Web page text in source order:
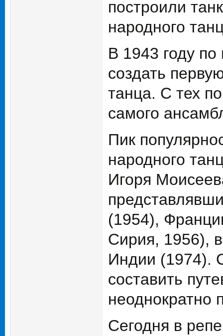
построили
народного
В 1943 году
создать
танца. С тех
самого
Пик
народного
Игоря
(1954),
Сирия, 1956),
Индии (1974).
составить
неоднократно
Сегодня в